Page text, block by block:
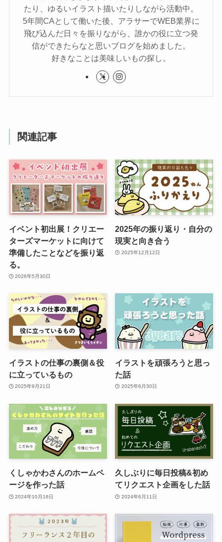
たり、ゆるいイラスト描いたりしながら活動中。
5年間CAとして働いた後、アラサーでWEB業界に
飛び込んだ日々を振りながら、誰かの役に立つ発
信ができたらなと思いブログを始めました。
好きなことは美味しいもの探し。
関連記事
イベント初出展！クリエー
ターズマーケットに向けて
準備したことなどを振り返
る。
2026年5月30日
2025年の振り返り・自分の
現実と向き合う
2025年12月12日
イラストの仕事の裏側＆役
に立っているもの
2025年9月21日
イラストを頑張ろうと思っ
た話
2025年6月30日
くしゃかわさんのホームペ
ージを作った話
2024年10月16日
久しぶりに毎日投稿&初め
てリクエスト企画をした話
2024年6月11日